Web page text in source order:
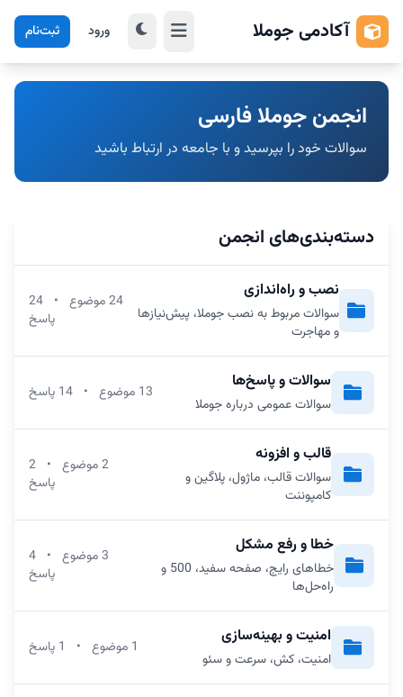
آکادمی جوملا ورود ثبت‌نام
انجمن جوملا فارسی
سوالات خود را بپرسید و با جامعه در ارتباط باشید
دسته‌بندی‌های انجمن
نصب و راه‌اندازی
سوالات مربوط به نصب جوملا، پیش‌نیازها
و مهاجرت
24 موضوع •
24
پاسخ
سوالات و پاسخ‌ها
سوالات عمومی درباره جوملا
13 موضوع • 14 پاسخ
قالب و افزونه
سوالات قالب، ماژول، پلاگین و
کامپوننت
2 موضوع •
2
پاسخ
خطا و رفع مشکل
خطاهای رایج، صفحه سفید، 500 و
راه‌حل‌ها
3 موضوع •
4
پاسخ
امنیت و بهینه‌سازی
امنیت، کش، سرعت و سئو
1 موضوع • 1 پاسخ